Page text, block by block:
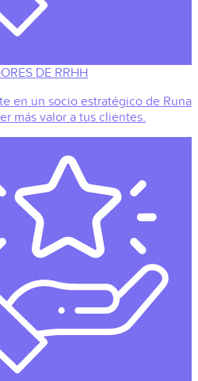
DE RRHH
en un socio estratégico de Runa
más valor a tus clientes.